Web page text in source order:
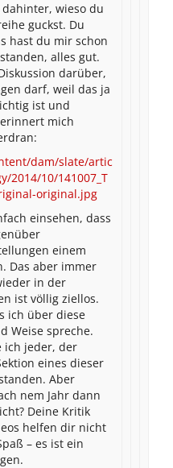
wieso du
guckst. Du
hast du mir schon
alles gut.
darüber,
darf, weil das ja
ist und
mich
dam/slate/artic
2014/10/141007_T
original.jpg
einsehen, dass
einem
Das aber immer
in der
ist völlig ziellos.
ich über diese
Weise spreche.
ich jeder, der
eines dieser
Aber
nem Jahr dann
Deine Kritik
helfen dir nicht
– es ist ein